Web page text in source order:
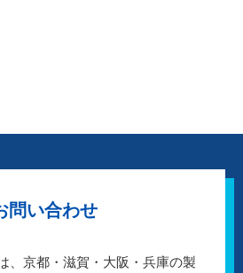
問い合わせ
、京都・滋賀・大阪・兵庫の製